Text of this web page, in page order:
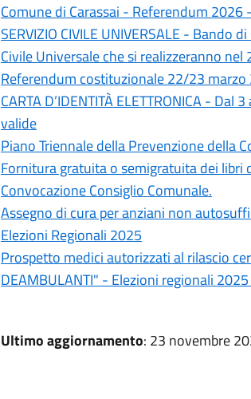
Comune di Carassai - Referendum 2026
SERVIZIO CIVILE UNIVERSALE -
Civile Universale che si realizzeranno
Referendum costituzionale 22/23 marzo
CARTA D’IDENTITÀ ELETTRONICA -
valide
Piano Triennale della Prevenzione della
Fornitura gratuita o semigratuita dei
Convocazione Consiglio Comunale.
Assegno di cura per anziani non
Elezioni Regionali 2025
Prospetto medici autorizzati al rilascio
DEAMBULANTI" - Elezioni regionali
Ultimo aggiornamento: 23 novembre